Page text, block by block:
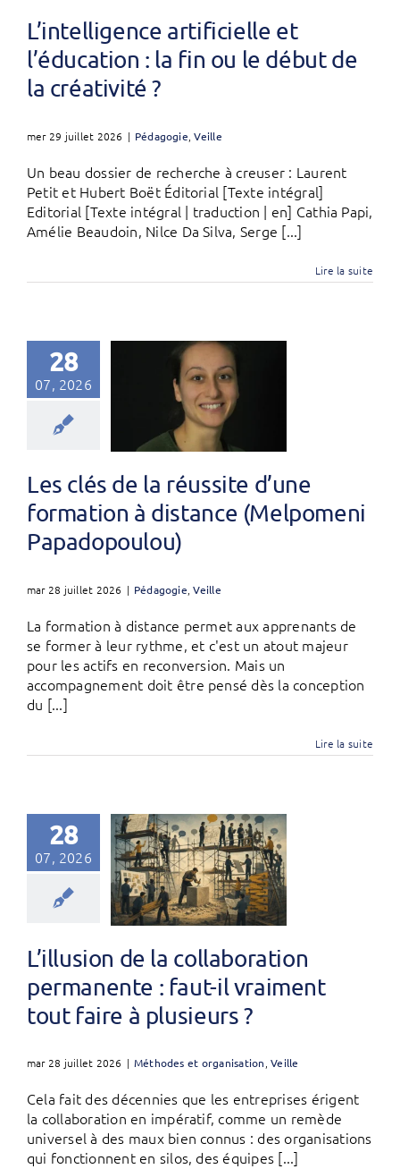
L’intelligence artificielle et
l’éducation : la fin ou le début de
la créativité ?
mer 29 juillet 2026 | Pédagogie ,Veille
Un beau dossier de recherche à creuser : Laurent
Petit et Hubert Boët Éditorial [Texte intégral]
Editorial [Texte intégral | traduction | en] Cathia Papi,
Amélie Beaudoin, Nilce Da Silva, Serge [...]
Lire la suite
28
07, 2026
Les clés de la réussite d’une
formation à distance (Melpomeni
Papadopoulou)
mar 28 juillet 2026 | Pédagogie ,Veille
La formation à distance permet aux apprenants de
se former à leur rythme, et c'est un atout majeur
pour les actifs en reconversion. Mais un
accompagnement doit être pensé dès la conception
du [...]
Lire la suite
28
07, 2026
L’illusion de la collaboration
permanente : faut-il vraiment
tout faire à plusieurs ?
mar 28 juillet 2026 | Méthodes et organisation,Veille
Cela fait des décennies que les entreprises érigent
la collaboration en impératif, comme un remède
universel à des maux bien connus : des organisations
qui fonctionnent en silos, des équipes [...]